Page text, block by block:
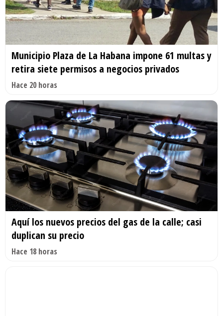
Municipio Plaza de La Habana impone 61 multas y
retira siete permisos a negocios privados
Hace 20 horas
Aquí los nuevos precios del gas de la calle; casi
duplican su precio
Hace 18 horas